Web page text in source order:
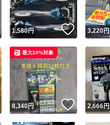
いいね！
1,580円 いいね！
3,220円
いいね！
8,340円 いいね！
最大10%対象
2,666円